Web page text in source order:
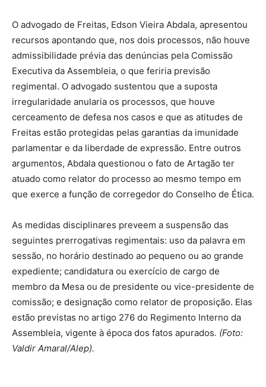
O advogado de Freitas, Edson Vieira Abdala, apresentou
recursos apontando que, nos dois processos, não houve
admissibilidade prévia das denúncias pela Comissão
Executiva da Assembleia, o que feriria previsão
regimental. O advogado sustentou que a suposta
irregularidade anularia os processos, que houve
cerceamento de defesa nos casos e que as atitudes de
Freitas estão protegidas pelas garantias da imunidade
parlamentar e da liberdade de expressão. Entre outros
argumentos, Abdala questionou o fato de Artagão ter
atuado como relator do processo ao mesmo tempo em
que exerce a função de corregedor do Conselho de Ética.
As medidas disciplinares preveem a suspensão das
seguintes prerrogativas regimentais: uso da palavra em
sessão, no horário destinado ao pequeno ou ao grande
expediente; candidatura ou exercício de cargo de
membro da Mesa ou de presidente ou vice-presidente de
comissão; e designação como relator de proposição. Elas
estão previstas no artigo 276 do Regimento Interno da
Assembleia, vigente à época dos fatos apurados. (Foto:
Valdir Amaral/Alep).